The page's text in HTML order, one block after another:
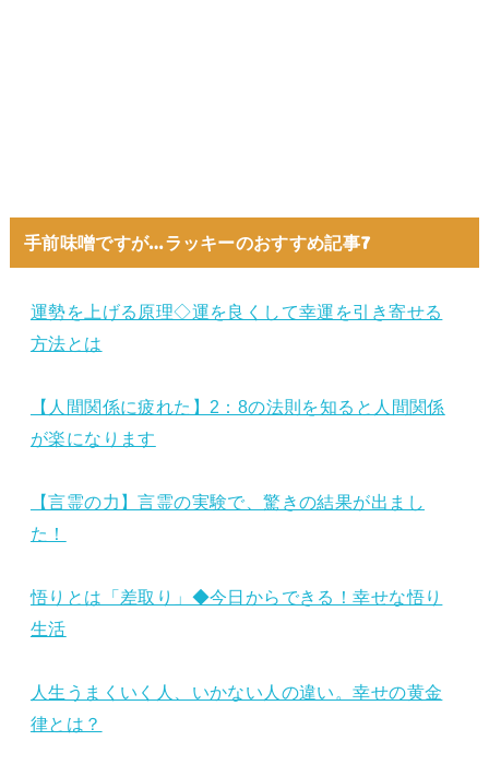
手前味噌ですが…ラッキーのおすすめ記事7
運勢を上げる原理◇運を良くして幸運を引き寄せる
方法とは
【人間関係に疲れた】2：8の法則を知ると人間関係
が楽になります
【言霊の力】言霊の実験で、驚きの結果が出まし
た！
悟りとは「差取り」◆今日からできる！幸せな悟り
生活
人生うまくいく人、いかない人の違い。幸せの黄金
律とは？